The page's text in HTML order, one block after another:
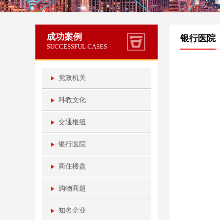
成功案例
SUCCESSFUL CASES
党政机关
科教文化
交通枢纽
银行医院
商住楼盘
购物商超
知名企业
银行医院